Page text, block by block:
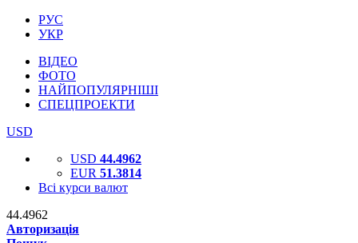
РУС
УКР
ВІДЕО
ФОТО
НАЙПОПУЛЯРНІШІ
СПЕЦПРОЕКТИ
USD
USD 44.4962
EUR 51.3814
Всі курси валют
44.4962
Авторизація